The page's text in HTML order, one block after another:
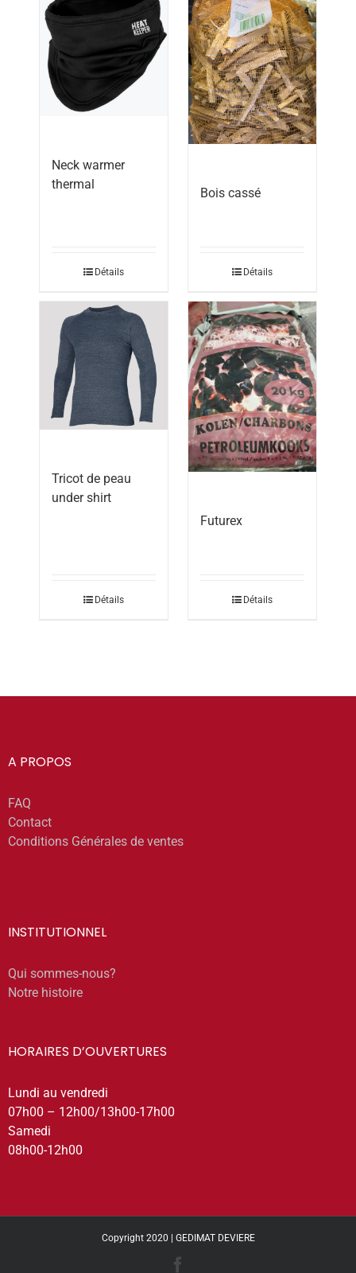
Neck warmer
thermal
Détails
Bois cassé
Détails
Tricot de peau
under shirt
Détails
Futurex
Détails
A PROPOS
FAQ
Contact
Conditions Générales de ventes
INSTITUTIONNEL
Qui sommes-nous?
Notre histoire
HORAIRES D’OUVERTURES
Lundi au vendredi
07h00 – 12h00/13h00-17h00
Samedi
08h00-12h00
Copyright 2020 | GEDIMAT DEVIERE